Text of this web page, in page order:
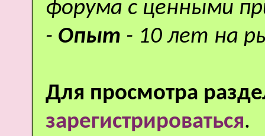
форума с ценными
- Опыт - 10 лет на
Для просмотра
зарегистрироваться.